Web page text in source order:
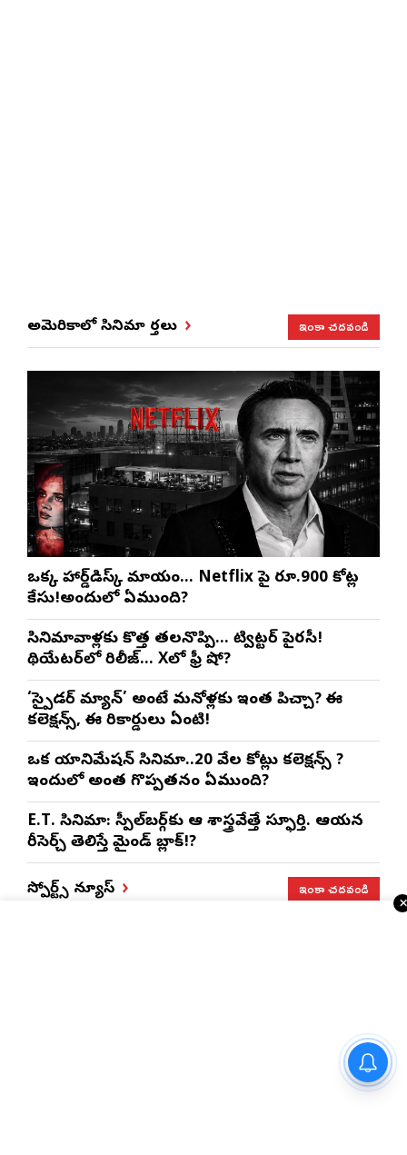
అమెరికాలో సినిమా వార్తలు ఇంకా చదవండి
ఒక్క హార్డ్‌డిస్క్ మాయం… Netflix పై రూ.900 కోట్ల
కేసు!అందులో ఏముంది?
సినిమావాళ్లకు కొత్త తలనొప్పి… ట్విట్టర్ పైరసీ!
థియేటర్‌లో రిలీజ్… Xలో ఫ్రీ షో?
‘స్పైడర్ మ్యాన్’ అంటే మనోళ్లకు ఇంత పిచ్చా? ఈ
కలెక్షన్స్, ఈ రికార్డులు ఏంటి!
ఒక యానిమేషన్ సినిమా..20 వేల కోట్లు కలెక్షన్స్ ?
ఇందులో అంత గొప్పతనం ఏముంది?
E.T. సినిమా: స్పీల్‌బర్గ్‌కు ఆ శాస్త్రవేత్తే స్ఫూర్తి. ఆయన
రీసెర్చ్ తెలిస్తే మైండ్ బ్లాక్!?
స్పోర్ట్స్ న్యూస్ ఇంకా చదవండి